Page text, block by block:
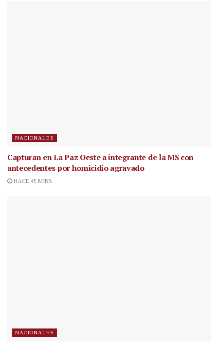
NACIONALES
Capturan en La Paz Oeste a integrante de la MS con
antecedentes por homicidio agravado
HACE 45 MINS
NACIONALES